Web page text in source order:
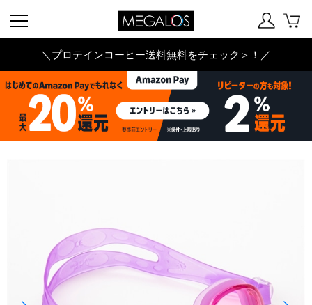
＼プロテインコーヒー送料無料をチェック＞！／